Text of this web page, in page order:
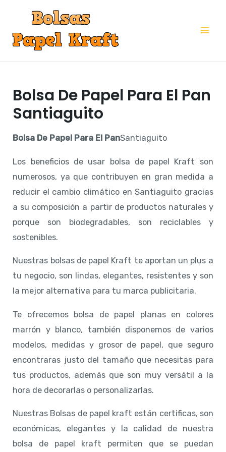
contenido
Bolsa De Papel Para El Pan
Santiaguito
Bolsa De Papel Para El PanSantiaguito
Los beneficios de usar bolsa de papel Kraft son
numerosos, ya que contribuyen en gran medida a
reducir el cambio climático en Santiaguito gracias
a su composición a partir de productos naturales y
porque son biodegradables, son reciclables y
sostenibles.
Nuestras bolsas de papel Kraft te aportan un plus a
tu negocio, son lindas, elegantes, resistentes y son
la mejor alternativa para tu marca publicitaria.
Te ofrecemos bolsa de papel planas en colores
marrón y blanco, también disponemos de varios
modelos, medidas y grosor de papel, que seguro
encontraras justo del tamaño que necesitas para
tus productos, además que son muy versátil a la
hora de decorarlas o personalizarlas.
Nuestras Bolsas de papel kraft están certificas, son
económicas, elegantes y la calidad de nuestra
bolsa de papel kraft permiten que se puedan